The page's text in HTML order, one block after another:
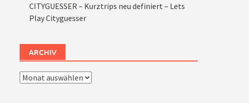
CITYGUESSER – Kurztrips neu definiert – Lets
Play Cityguesser
ARCHIV
Archiv